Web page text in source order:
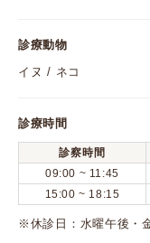
診療動物
イヌ / ネコ
診療時間
診察時間
09:00 ~ 11:45
15:00 ~ 18:15
※休診日：水曜午後